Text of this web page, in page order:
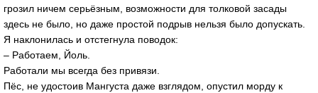
грозил ничем серьёзным, возможности для толковой засады
здесь не было, но даже простой подрыв нельзя было допускать.
Я наклонилась и отстегнула поводок:
– Работаем, Йоль.
Работали мы всегда без привязи.
Пёс, не удостоив Мангуста даже взглядом, опустил морду к